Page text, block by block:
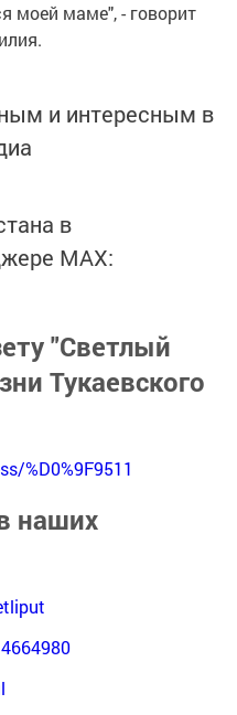
моей маме", - говорит
и интересным в
в
MАХ:
"Светлый
Тукаевского
%D0%9F9511
наших